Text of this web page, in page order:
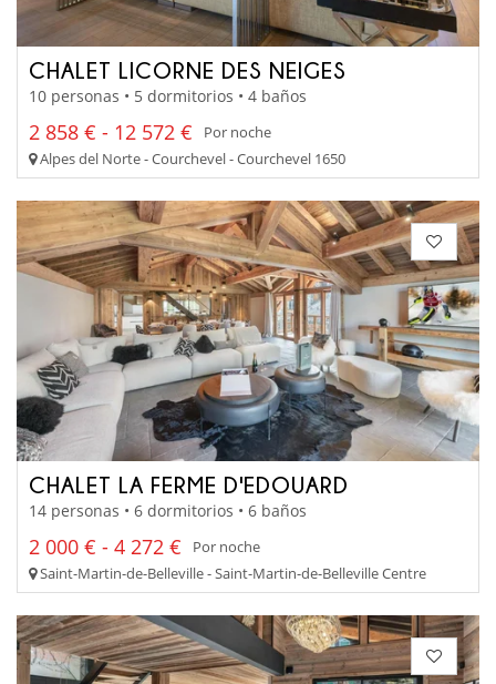
CHALET LICORNE DES NEIGES
10 personas • 5 dormitorios • 4 baños
2 858 € - 12 572 €
Por noche
Alpes del Norte - Courchevel - Courchevel 1650
CHALET LA FERME D'EDOUARD
14 personas • 6 dormitorios • 6 baños
2 000 € - 4 272 €
Por noche
Saint-Martin-de-Belleville - Saint-Martin-de-Belleville Centre